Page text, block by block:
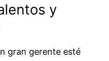
y
gran gerente esté